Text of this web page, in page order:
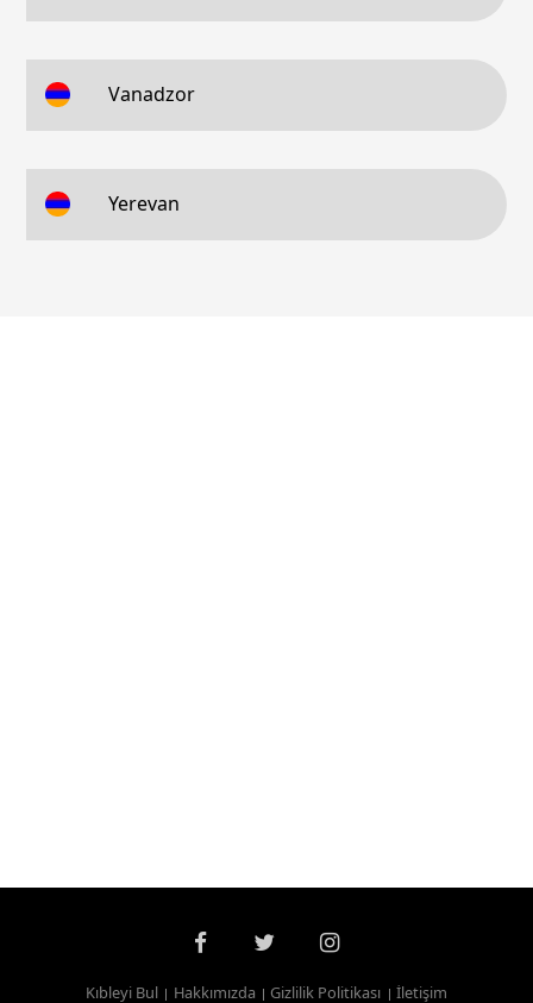
Vanadzor
Yerevan
Kıbleyi Bul Hakkımızda Gizlilik Politikası İletişim